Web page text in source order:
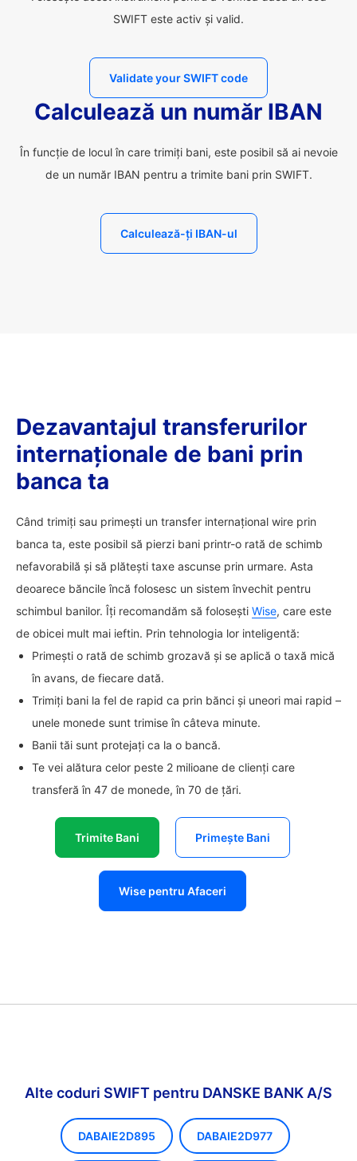
SWIFT este activ și valid.
Validate your SWIFT code
Calculează un număr IBAN
În funcție de locul în care trimiți bani, este posibil să ai nevoie
de un număr IBAN pentru a trimite bani prin SWIFT.
Calculează-ți IBAN-ul
Dezavantajul transferurilor
internaționale de bani prin
banca ta
Când trimiți sau primești un transfer internațional wire prin
banca ta, este posibil să pierzi bani printr-o rată de schimb
nefavorabilă și să plătești taxe ascunse prin urmare. Asta
deoarece băncile încă folosesc un sistem învechit pentru
schimbul banilor. Îți recomandăm să folosești Wise, care este
de obicei mult mai ieftin. Prin tehnologia lor inteligentă:
Primești o rată de schimb grozavă și se aplică o taxă mică
în avans, de fiecare dată.
Trimiți bani la fel de rapid ca prin bănci și uneori mai rapid –
unele monede sunt trimise în câteva minute.
Banii tăi sunt protejați ca la o bancă.
Te vei alătura celor peste 2 milioane de clienți care
transferă în 47 de monede, în 70 de țări.
Trimite Bani Primește Bani
Wise pentru Afaceri
Alte coduri SWIFT pentru DANSKE BANK A/S
DABAIE2D895 DABAIE2D977